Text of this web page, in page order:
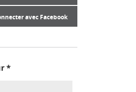
avec Facebook
*